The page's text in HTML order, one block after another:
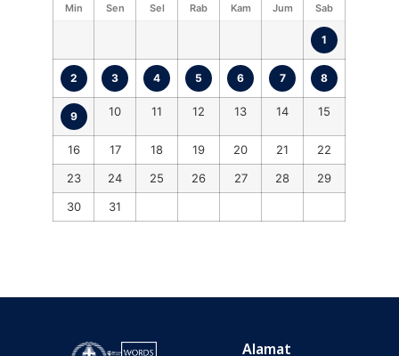
Min Sen Sel Rab Kam Jum Sab
1
2 3 4 5 6 7 8
9 10 11 12 13 14 15
16 17 18 19 20 21
22
23
24 25 26 27 28
29
30
31
Alamat